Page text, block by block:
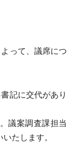
って、議席につ
記に交代があり
議案調査課担当
たします。